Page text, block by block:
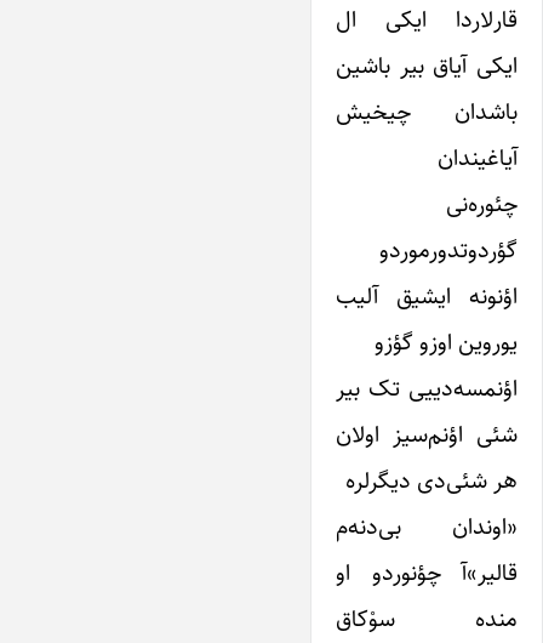
قارلاردا ایکی ال
ایکی آیاق بیر باشین
باشدان چیخیش
آیاغیندان
چئوره‌نی
گؤردوتدورموردو
اؤنونه ایشیق آلیب
یوروین اوزو گؤزو
اؤنمسه‌دییی تک بیر
شئی اؤنم‌سیز اولان
هر شئی‌دی دیگرلره
«اوندان بی‌دنه‌م
قالیر»آ چؤنوردو او
منده سوْکاق